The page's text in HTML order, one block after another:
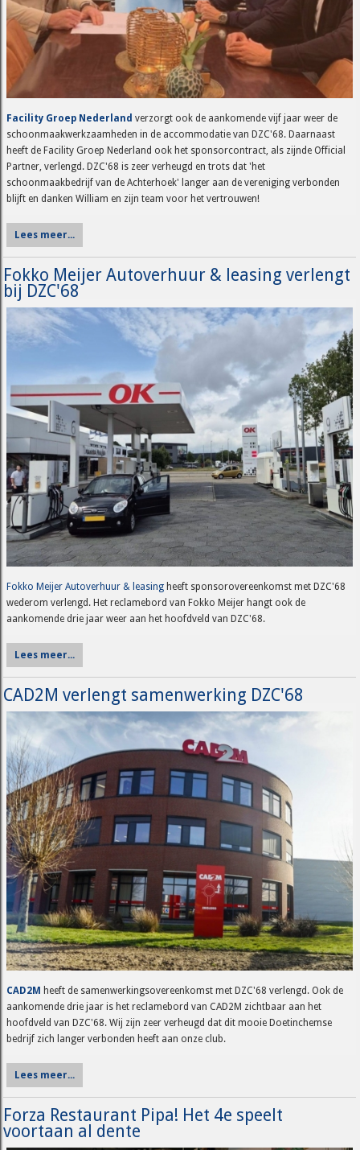
Facility Groep Nederland verzorgt ook de aankomende vijf jaar weer de
schoonmaakwerkzaamheden in de accommodatie van DZC'68. Daarnaast
heeft de Facility Groep Nederland ook het sponsorcontract, als zijnde Official
Partner, verlengd. DZC'68 is zeer verheugd en trots dat 'het
schoonmaakbedrijf van de Achterhoek' langer aan de vereniging verbonden
blijft en danken William en zijn team voor het vertrouwen!
Lees meer...
Fokko Meijer Autoverhuur & leasing verlengt
bij DZC'68
Fokko Meijer Autoverhuur & leasing heeft sponsorovereenkomst met DZC'68
wederom verlengd. Het reclamebord van Fokko Meijer hangt ook de
aankomende drie jaar weer aan het hoofdveld van DZC'68.
Lees meer...
CAD2M verlengt samenwerking DZC'68
CAD2M heeft de samenwerkingsovereenkomst met DZC'68 verlengd. Ook de
aankomende drie jaar is het reclamebord van CAD2M zichtbaar aan het
hoofdveld van DZC'68. Wij zijn zeer verheugd dat dit mooie Doetinchemse
bedrijf zich langer verbonden heeft aan onze club.
Lees meer...
Forza Restaurant Pipa! Het 4e speelt
voortaan al dente